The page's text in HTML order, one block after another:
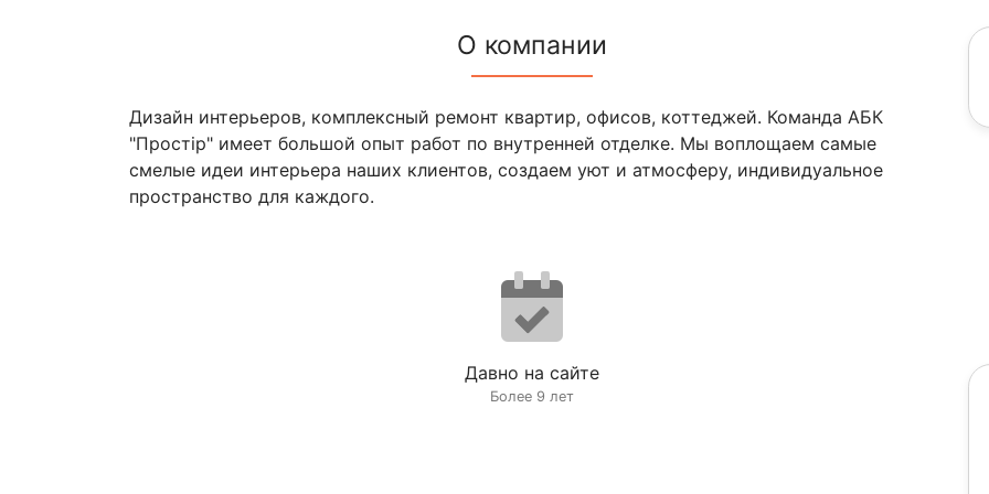
О компании
Дизайн интерьеров, комплексный ремонт квартир, офисов, коттеджей. Команда АБК
"Простip" имеет большой опыт работ по внутренней отделке. Мы воплощаем самые
смелые идеи интерьера наших клиентов, создаем уют и атмосферу, индивидуальное
пространство для каждого.
Давно на сайте
Более 9 лет